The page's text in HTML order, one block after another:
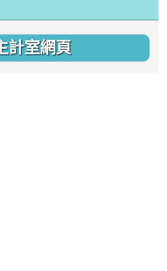
計室網頁